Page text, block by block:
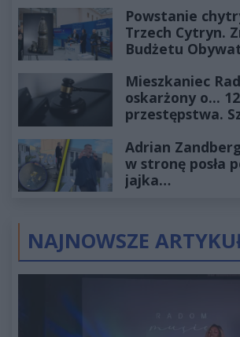
Powstanie
Trzech Cytryn.
Budżetu
Mieszkaniec
oskarżony o...
przestępstwa.
złotych
Adrian
w stronę posła
jajka…
NAJNOWSZE